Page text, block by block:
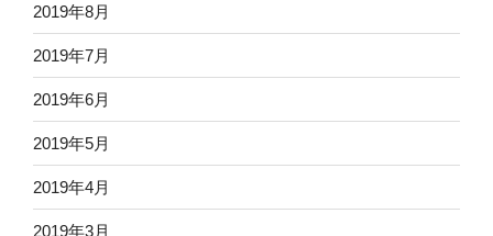
2019年8月
2019年7月
2019年6月
2019年5月
2019年4月
2019年3月